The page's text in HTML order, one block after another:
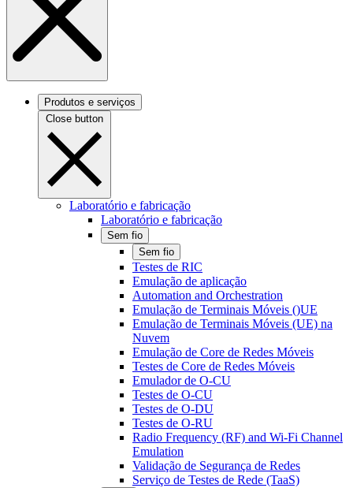
Produtos e serviços
Close button
Laboratório e fabricação
Laboratório e fabricação
Sem fio
Sem fio
Testes de RIC
Emulação de aplicação
Automation and Orchestration
Emulação de Terminais Móveis ()UE
Emulação de Terminais Móveis (UE) na
Nuvem
Emulação de Core de Redes Móveis
Testes de Core de Redes Móveis
Emulador de O-CU
Testes de O-CU
Testes de O-DU
Testes de O-RU
Radio Frequency (RF) and Wi-Fi Channel
Emulation
Validação de Segurança de Redes
Serviço de Testes de Rede (TaaS)